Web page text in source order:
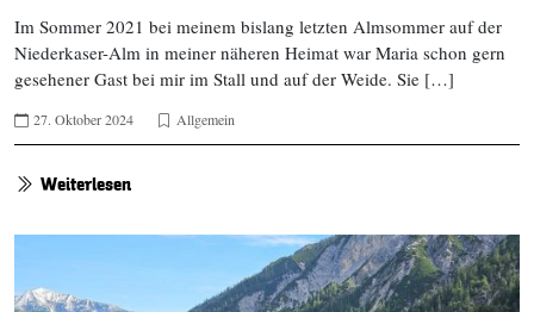
Im Sommer 2021 bei meinem bislang letzten Almsommer auf der
Niederkaser-Alm in meiner näheren Heimat war Maria schon gern
gesehener Gast bei mir im Stall und auf der Weide. Sie […]
27. Oktober 2024 Allgemein
Weiterlesen